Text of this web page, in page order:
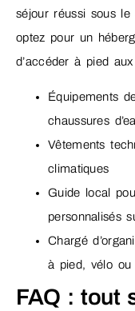
séjour réussi sous
optez pour un
d’accéder à pied
Équipements
chaussures
Vêtements
climatiques
Guide local
personnalisés
Chargé
à pied, vélo ou
FAQ : tout